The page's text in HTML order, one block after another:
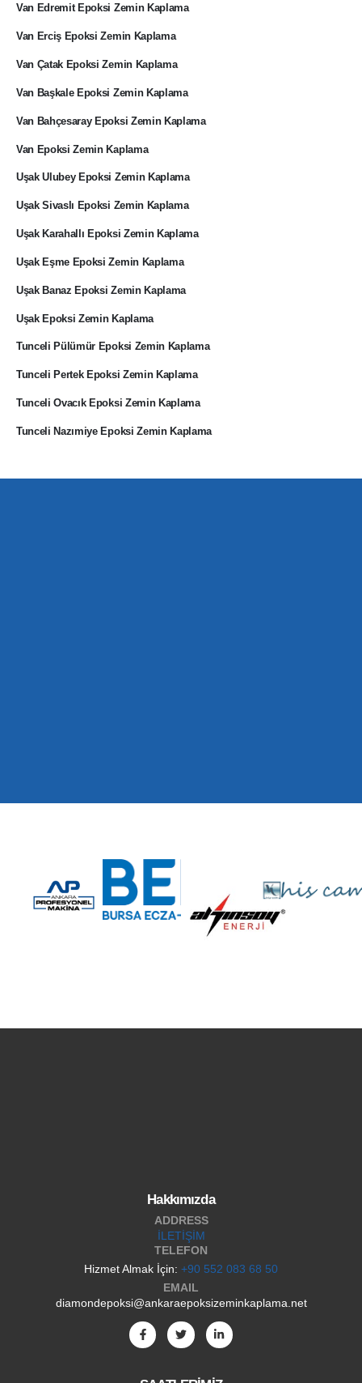
Van Edremit Epoksi Zemin Kaplama
Van Erciş Epoksi Zemin Kaplama
Van Çatak Epoksi Zemin Kaplama
Van Başkale Epoksi Zemin Kaplama
Van Bahçesaray Epoksi Zemin Kaplama
Van Epoksi Zemin Kaplama
Uşak Ulubey Epoksi Zemin Kaplama
Uşak Sivaslı Epoksi Zemin Kaplama
Uşak Karahallı Epoksi Zemin Kaplama
Uşak Eşme Epoksi Zemin Kaplama
Uşak Banaz Epoksi Zemin Kaplama
Uşak Epoksi Zemin Kaplama
Tunceli Pülümür Epoksi Zemin Kaplama
Tunceli Pertek Epoksi Zemin Kaplama
Tunceli Ovacık Epoksi Zemin Kaplama
Tunceli Nazımiye Epoksi Zemin Kaplama
Hakkımızda
ADDRESS
İLETİŞİM
TELEFON
Hizmet Almak İçin: +90 552 083 68 50
EMAIL
diamondepoksi@ankaraepoksizeminkaplama.net